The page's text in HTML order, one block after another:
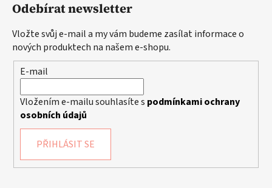
Odebírat newsletter
Vložte svůj e-mail a my vám budeme zasílat informace o
nových produktech na našem e-shopu.
E-mail
Vložením e-mailu souhlasíte s podmínkami ochrany
osobních údajů
PŘIHLÁSIT SE